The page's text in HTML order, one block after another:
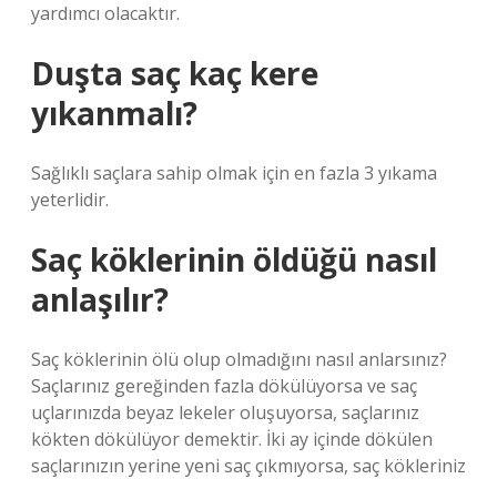
yardımcı olacaktır.
Duşta saç kaç kere
yıkanmalı?
Sağlıklı saçlara sahip olmak için en fazla 3 yıkama
yeterlidir.
Saç köklerinin öldüğü nasıl
anlaşılır?
Saç köklerinin ölü olup olmadığını nasıl anlarsınız?
Saçlarınız gereğinden fazla dökülüyorsa ve saç
uçlarınızda beyaz lekeler oluşuyorsa, saçlarınız
kökten dökülüyor demektir. İki ay içinde dökülen
saçlarınızın yerine yeni saç çıkmıyorsa, saç kökleriniz